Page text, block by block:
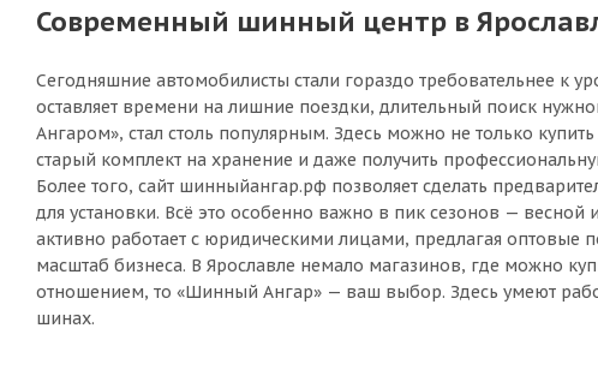
Современный шинный центр в
Сегодняшние автомобилисты стали гораздо требовательнее к
оставляет времени на лишние поездки, длительный поиск
Ангаром», стал столь популярным. Здесь можно не только
старый комплект на хранение и даже получить
Более того, сайт шинныйангар.рф позволяет сделать
для установки. Всё это особенно важно в пик сезонов —
активно работает с юридическими лицами, предлагая оптовые
масштаб бизнеса. В Ярославле немало магазинов, где можно
отношением, то «Шинный Ангар» — ваш выбор. Здесь умеют
шинах.